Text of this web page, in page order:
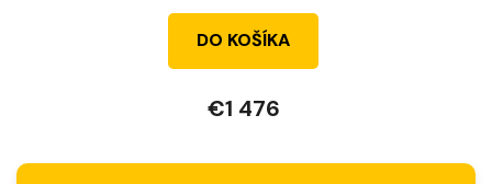
DO KOŠÍKA
€1 476